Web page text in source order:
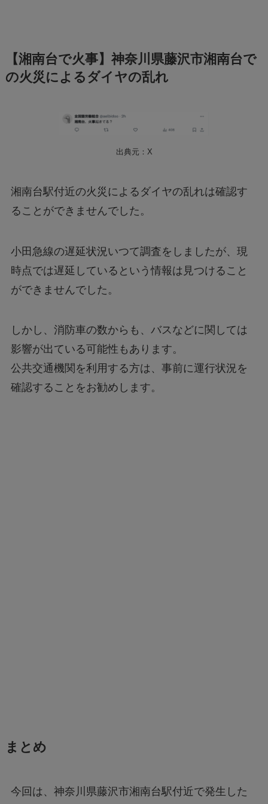
【湘南台で火事】神奈川県藤沢市湘南台で
の火災によるダイヤの乱れ
出典元：X
湘南台駅付近の火災によるダイヤの乱れは確認す
ることができませんでした。
小田急線の遅延状況いつて調査をしましたが、現
時点では遅延しているという情報は見つけること
ができませんでした。
しかし、消防車の数からも、バスなどに関しては
影響が出ている可能性もあります。
公共交通機関を利用する方は、事前に運行状況を
確認することをお勧めします。
まとめ
今回は、神奈川県藤沢市湘南台駅付近で発生した